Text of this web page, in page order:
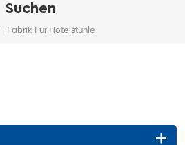
Suchen
Fabrik Für Hotelstühle